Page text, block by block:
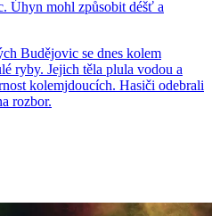
Úhyn mohl způsobit déšť a
Budějovic se dnes kolem
ryby. Jejich těla plula vodou a
kolemjdoucích. Hasiči odebrali
rozbor.